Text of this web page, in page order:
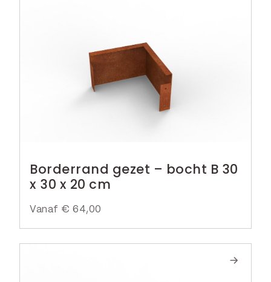
Borderrand gezet – bocht B 30
x 30 x 20 cm
Vanaf € 64,00